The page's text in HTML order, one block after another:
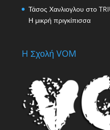
Τάσος Χανλιογλου στο
Η μικρή πριγκίπισσα
H Σχολή VOM